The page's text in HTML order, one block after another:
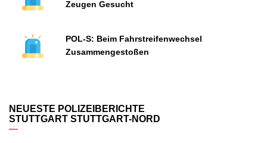
Zeugen Gesucht
POL-S: Beim Fahrstreifenwechsel
Zusammengestoßen
NEUESTE POLIZEIBERICHTE
STUTTGART STUTTGART-NORD